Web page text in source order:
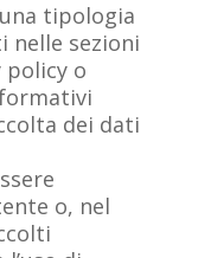
tipologia
nelle sezioni
policy o
dei dati
o, nel